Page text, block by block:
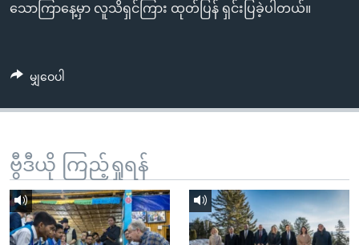
ရန်
နေရာ
သောကြာနေ့မှာ လူသိရှင်ကြား ထုတ်ပြန် ရှင်းပြခဲ့ပါတယ်။
မျှဝေပါ
ဗွီဒီယို ကြည့်ရှုရန်